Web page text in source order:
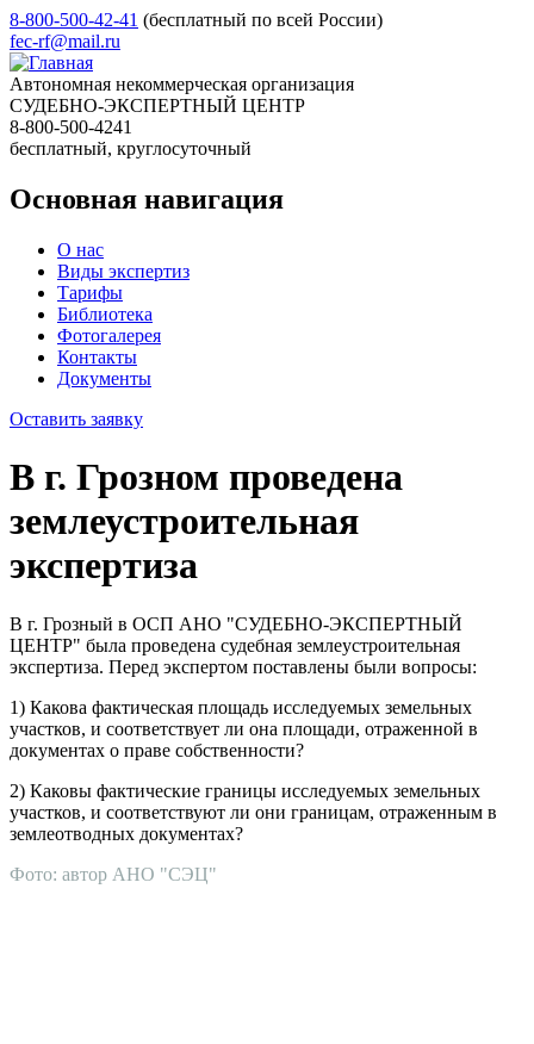
8-800-500-42-41 (бесплатный по всей России)
fec-rf@mail.ru
Автономная некоммерческая организация
СУДЕБНО-ЭКСПЕРТНЫЙ ЦЕНТР
8-800-500-4241
бесплатный, круглосуточный
Основная навигация
О нас
Виды экспертиз
Тарифы
Библиотека
Фотогалерея
Контакты
Документы
Оставить заявку
В г. Грозном проведена
землеустроительная
экспертиза
В г. Грозный в ОСП АНО "СУДЕБНО-ЭКСПЕРТНЫЙ
ЦЕНТР" была проведена судебная землеустроительная
экспертиза. Перед экспертом поставлены были вопросы:
1) Какова фактическая площадь исследуемых земельных
участков, и соответствует ли она площади, отраженной в
документах о праве собственности?
2) Каковы фактические границы исследуемых земельных
участков, и соответствуют ли они границам, отраженным в
землеотводных документах?
Фото: автор АНО "СЭЦ"